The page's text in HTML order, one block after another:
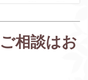
相談はお